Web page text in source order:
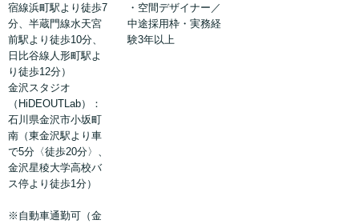
宿線浜町駅より徒歩7
分、半蔵門線水天宮
前駅より徒歩10分、
日比谷線人形町駅よ
り徒歩12分）
金沢スタジオ
（HiDEOUTLab）：
石川県金沢市小坂町
南（東金沢駅より車
で5分〈徒歩20分〉、
金沢星稜大学高校バ
ス停より徒歩1分）
※自動車通勤可（金
・空間デザイナー／
中途採用枠・実務経
験3年以上